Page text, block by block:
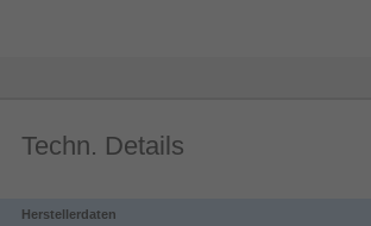
Techn. Details
Herstellerdaten